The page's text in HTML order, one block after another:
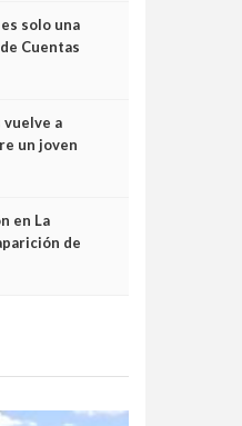
es solo una
Cuentas
que no
vuelve a
un joven
en La
de